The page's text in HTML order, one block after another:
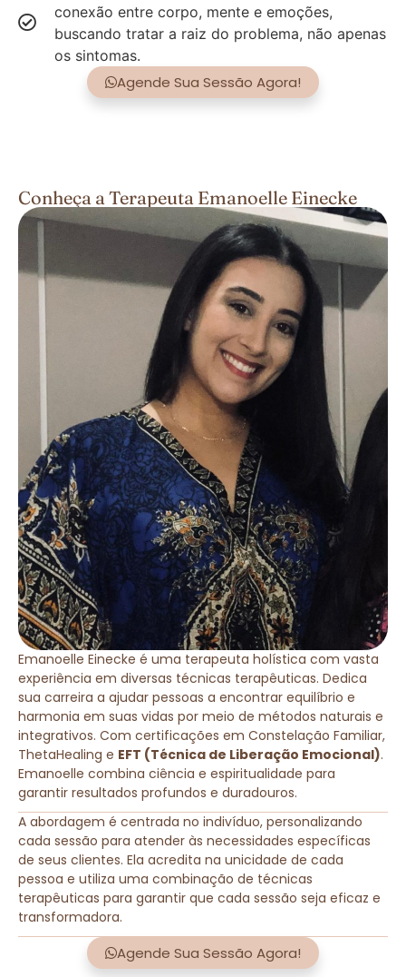
conexão entre corpo, mente e emoções,
buscando tratar a raiz do problema, não apenas
os sintomas.
Agende Sua Sessão Agora!
Conheça a Terapeuta Emanoelle Einecke
Emanoelle Einecke é uma terapeuta holística com vasta
experiência em diversas técnicas terapêuticas. Dedica
sua carreira a ajudar pessoas a encontrar equilíbrio e
harmonia em suas vidas por meio de métodos naturais e
integrativos. Com certificações em Constelação Familiar,
ThetaHealing e EFT (Técnica de Liberação Emocional).
Emanoelle combina ciência e espiritualidade para
garantir resultados profundos e duradouros.
A abordagem é centrada no indivíduo, personalizando
cada sessão para atender às necessidades específicas
de seus clientes. Ela acredita na unicidade de cada
pessoa e utiliza uma combinação de técnicas
terapêuticas para garantir que cada sessão seja eficaz e
transformadora.
Agende Sua Sessão Agora!